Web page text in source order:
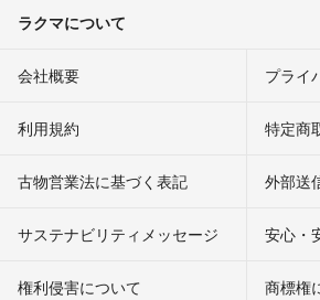
ラクマについて
会社概要 プライ
利用規約 特定商
古物営業法に基づく表記 外部送
サステナビリティメッセージ 安心・
権利侵害について
商標権